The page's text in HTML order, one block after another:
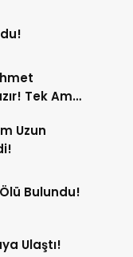
Tek Amaç
Uzun
Bulundu!
Ulaştı!